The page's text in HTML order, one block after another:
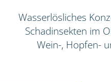
Wasserlösliches
Schadinsekten im
Wein-, Hopfen-